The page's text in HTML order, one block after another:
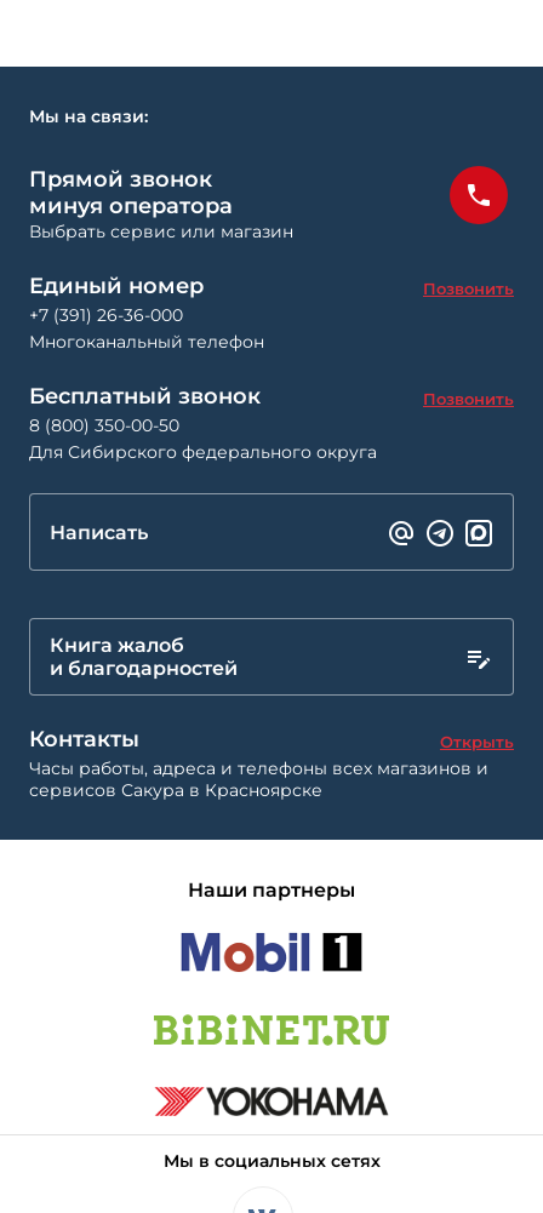
Мы на связи:
Прямой звонок
минуя оператора
Выбрать сервис или магазин
Единый номер Позвонить
+7 (391) 26-36-000
Многоканальный телефон
Бесплатный звонок Позвонить
8 (800) 350-00-50
Для Сибирского федерального округа
Написать
Книга жалоб
и благодарностей
Контакты Открыть
Часы работы, адреса и телефоны всех магазинов и
сервисов Сакура в Красноярске
Наши партнеры
Мы в социальных сетях